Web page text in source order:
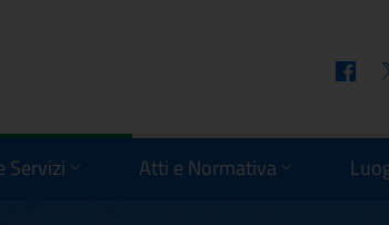
Facebook
Servizi Atti e Normativa